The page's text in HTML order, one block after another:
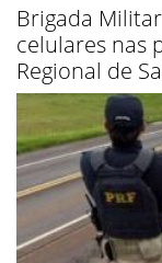
Brigada
celulares nas
Regional de